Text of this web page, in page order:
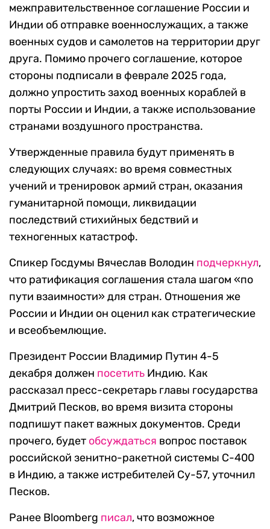
межправительственное соглашение России и
Индии об отправке военнослужащих, а также
военных судов и самолетов на территории друг
друга. Помимо прочего соглашение, которое
стороны подписали в феврале 2025 года,
должно упростить заход военных кораблей в
порты России и Индии, а также использование
странами воздушного пространства.
Утвержденные правила будут применять в
следующих случаях: во время совместных
учений и тренировок армий стран, оказания
гуманитарной помощи, ликвидации
последствий стихийных бедствий и
техногенных катастроф.
Спикер Госдумы Вячеслав Володин подчеркнул,
что ратификация соглашения стала шагом «по
пути взаимности» для стран. Отношения же
России и Индии он оценил как стратегические
и всеобъемлющие.
Президент России Владимир Путин 4-5
декабря должен посетить Индию. Как
рассказал пресс-секретарь главы государства
Дмитрий Песков, во время визита стороны
подпишут пакет важных документов. Среди
прочего, будет обсуждаться вопрос поставок
российской зенитно-ракетной системы С-400
в Индию, а также истребителей Су-57, уточнил
Песков.
Ранее Bloomberg писал, что возможное